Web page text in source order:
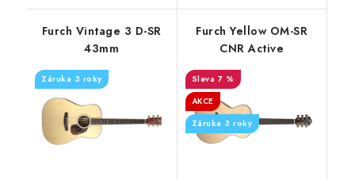
Furch Vintage 3 D-SR
43mm
Záruka 3 roky
Furch Yellow OM-SR
CNR Active
7 %
AKCE
Záruka 3 roky